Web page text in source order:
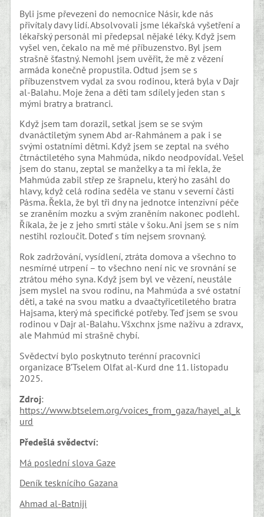
Byli jsme převezeni do nemocnice Násir, kde nás
přivítaly davy lidí. Absolvovali jsme lékařská vyšetření a
lékařský personál mi předepsal nějaké léky. Když jsem
vyšel ven, čekalo na mě mé příbuzenstvo. Byl jsem
strašně šťastný. Nemohl jsem uvěřit, že mě z vězení
armáda konečně propustila. Odtud jsem se s
příbuzenstvem vydal za svou rodinou, která byla v Dajr
al-Balahu. Moje žena a děti tam sdílely jeden stan s
mými bratry a bratranci.
Když jsem tam dorazil, setkal jsem se se svým
dvanáctiletým synem Abd ar-Rahmánem a pak i se
svými ostatními dětmi. Když jsem se zeptal na svého
čtrnáctiletého syna Mahmúda, nikdo neodpovídal. Vešel
jsem do stanu, zeptal se manželky a ta mi řekla, že
Mahmúda zabil střep ze šrapnelu, který ho zasáhl do
hlavy, když celá rodina seděla ve stanu v severní části
Pásma. Řekla, že byl tři dny na jednotce intenzivní péče
se zraněním mozku a svým zraněním nakonec podlehl.
Říkala, že je z jeho smrti stále v šoku. Ani jsem se s ním
nestihl rozloučit. Doteď s tím nejsem srovnaný.
Rok zadržování, vysídlení, ztráta domova a všechno to
nesmírné utrpení – to všechno není nic ve srovnání se
ztrátou mého syna. Když jsem byl ve vězení, neustále
jsem myslel na svou rodinu, na Mahmúda a své ostatní
děti, a také na svou matku a dvaačtyřicetiletého bratra
Hajsama, který má specifické potřeby. Teď jsem se svou
rodinou v Dajr al-Balahu. Všxchnx jsme naživu a zdravx,
ale Mahmúd mi strašně chybí.
Svědectví bylo poskytnuto terénní pracovnici
organizace B’Tselem Olfat al-Kurd dne 11. listopadu
2025.
Zdroj:
https://www.btselem.org/voices_from_gaza/hayel_al_k
urd
Předešlá svědectví:
Má poslední slova Gaze
Deník tesknícího Gazana
Ahmad al-Batniji